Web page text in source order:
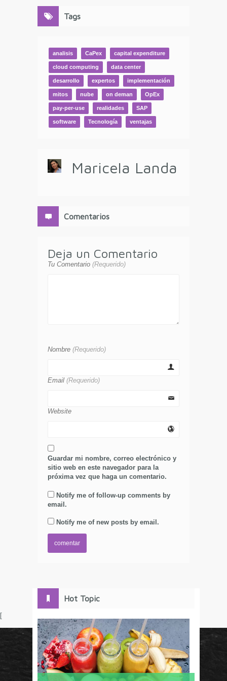
Tags
analisis CaPex capital expenditure
cloud computing data center
desarrollo expertos implementación
mitos nube on deman OpEx
pay-per-use realidades SAP
software Tecnología ventajas
Maricela Landa
Comentarios
Deja un Comentario
Tu Comentario (Requerido)
Nombre (Requerido)
Email (Requerido)
Website
Guardar mi nombre, correo electrónico y
sitio web en este navegador para la
próxima vez que haga un comentario.
Notify me of follow-up comments by
email.
Notify me of new posts by email.
Hot Topic
[
Circulo Marketing concentra lo último en estrategias,